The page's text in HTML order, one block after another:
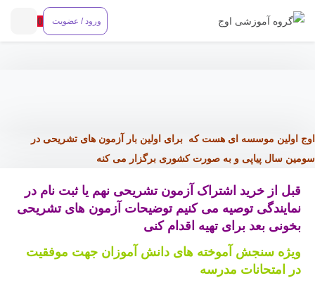
ورود / عضویت 0
اوج اولین موسسه ای هست که برای اولین بار آزمون های تشریحی در
سومین سال پیاپی و به صورت کشوری برگزار می کنه
قبل از خرید اشتراک آزمون تشریحی نهم یا ثبت نام در
نمایندگی توصیه می کنیم توضیحات آزمون های تشریحی
بخونی بعد برای تهیه اقدام کنی
ویژه سنجش آموخته های دانش آموزان جهت موفقیت
در امتحانات مدرسه